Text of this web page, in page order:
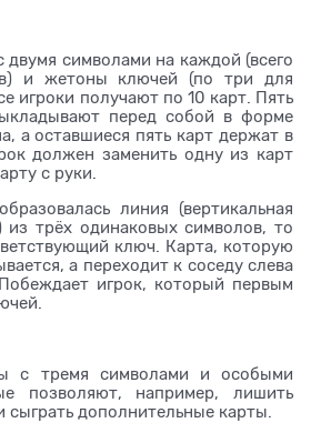
символами на каждой (всего
и жетоны ключей (по три для
игроки получают по 10 карт. Пять
перед собой в форме
а оставшиеся пять карт держат в
должен заменить одну из карт
с руки.
линия (вертикальная
из трёх одинаковых символов, то
ключ. Карта, которую
а переходит к соседу слева
игрок, который первым
с тремя символами и особыми
позволяют, например, лишить
сыграть дополнительные карты.